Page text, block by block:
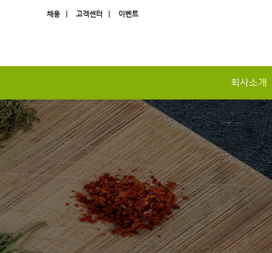
채용 | 고객센터 | 이벤트
회사소개
하위분류 하위분류